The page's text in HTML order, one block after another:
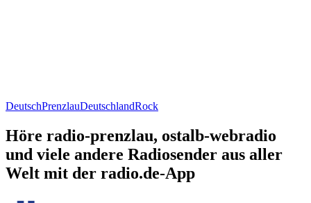
DeutschPrenzlauDeutschlandRock
Höre radio-prenzlau, ostalb-webradio
und viele andere Radiosender aus aller
Welt mit der radio.de-App